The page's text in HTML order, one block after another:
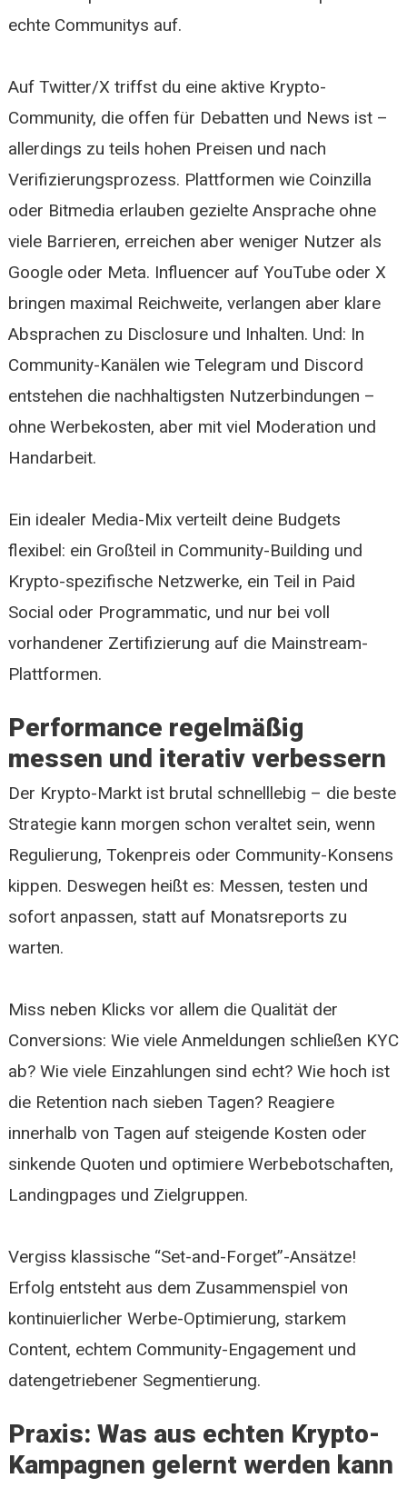
echte Communitys auf.
Auf Twitter/X triffst du eine aktive Krypto-
Community, die offen für Debatten und News ist –
allerdings zu teils hohen Preisen und nach
Verifizierungsprozess. Plattformen wie Coinzilla
oder Bitmedia erlauben gezielte Ansprache ohne
viele Barrieren, erreichen aber weniger Nutzer als
Google oder Meta. Influencer auf YouTube oder X
bringen maximal Reichweite, verlangen aber klare
Absprachen zu Disclosure und Inhalten. Und: In
Community-Kanälen wie Telegram und Discord
entstehen die nachhaltigsten Nutzerbindungen –
ohne Werbekosten, aber mit viel Moderation und
Handarbeit.
Ein idealer Media-Mix verteilt deine Budgets
flexibel: ein Großteil in Community-Building und
Krypto-spezifische Netzwerke, ein Teil in Paid
Social oder Programmatic, und nur bei voll
vorhandener Zertifizierung auf die Mainstream-
Plattformen.
Performance regelmäßig
messen und iterativ verbessern
Der Krypto-Markt ist brutal schnelllebig – die beste
Strategie kann morgen schon veraltet sein, wenn
Regulierung, Tokenpreis oder Community-Konsens
kippen. Deswegen heißt es: Messen, testen und
sofort anpassen, statt auf Monatsreports zu
warten.
Miss neben Klicks vor allem die Qualität der
Conversions: Wie viele Anmeldungen schließen KYC
ab? Wie viele Einzahlungen sind echt? Wie hoch ist
die Retention nach sieben Tagen? Reagiere
innerhalb von Tagen auf steigende Kosten oder
sinkende Quoten und optimiere Werbebotschaften,
Landingpages und Zielgruppen.
Vergiss klassische “Set-and-Forget”-Ansätze!
Erfolg entsteht aus dem Zusammenspiel von
kontinuierlicher Werbe-Optimierung, starkem
Content, echtem Community-Engagement und
datengetriebener Segmentierung.
Praxis: Was aus echten Krypto-
Kampagnen gelernt werden kann